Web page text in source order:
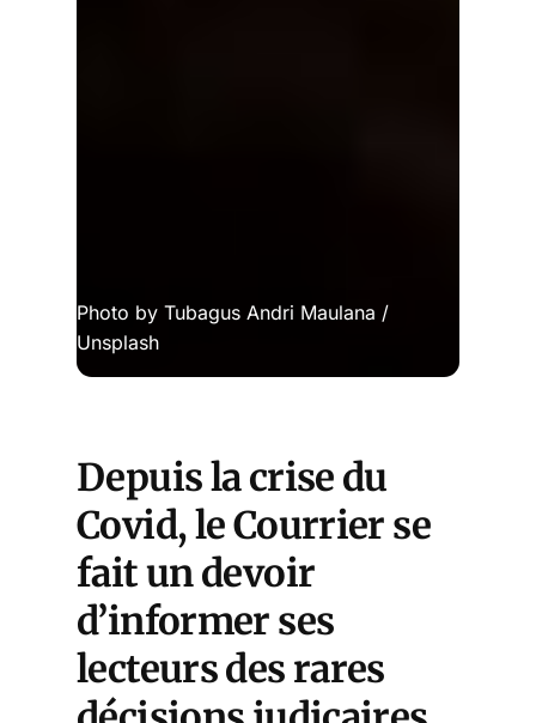
Photo by Tubagus Andri Maulana
Unsplash
Depuis la crise du
Covid, le Courrier se
fait un devoir
d’informer ses
lecteursdes rares